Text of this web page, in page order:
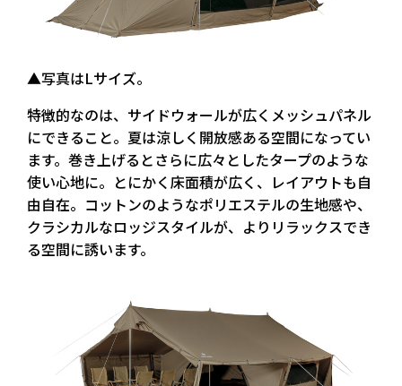
▲写真はLサイズ。
特徴的なのは、サイドウォールが広くメッシュパネル
にできること。夏は涼しく開放感ある空間になってい
ます。巻き上げるとさらに広々としたタープのような
使い心地に。とにかく床面積が広く、レイアウトも自
由自在。コットンのようなポリエステルの生地感や、
クラシカルなロッジスタイルが、よりリラックスでき
る空間に誘います。